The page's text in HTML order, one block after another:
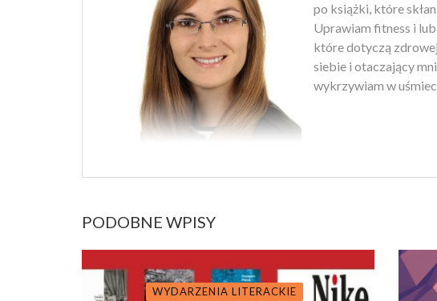
po książki, które
Uprawiam fitness i
które dotyczą
siebie i otaczający
wykrzywiam w
PODOBNE WPISY
WYDARZENIA LITERACKIE